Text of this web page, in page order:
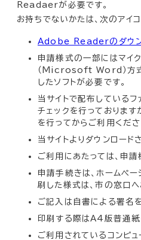
Readaerが必要です。
お持ちでないかたは、次のアイ
Adobe Readerのダウン
申請様式の一部にはマイ
（Microsoft Word）方式
したソフトが必要です。
当サイトで配布しているフ
チェックを行っております
を行ってからご利用くださ
当サイトよりダウンロー
ご利用にあたっては、申
申請手続きは、ホームペ
刷した様式は、市の窓口へ
ご記入は自書による署名
印刷する際はA4版普通紙
ご利用されているコンピ